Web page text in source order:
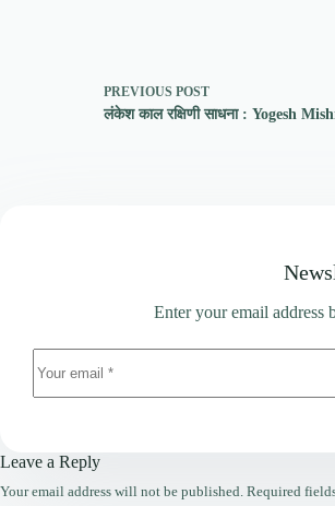
PREVIOUS POST
लंकेश काल रक्षिणी साधना : Yogesh
Enter your email address
Leave a Reply
Your email address will not be published. Required